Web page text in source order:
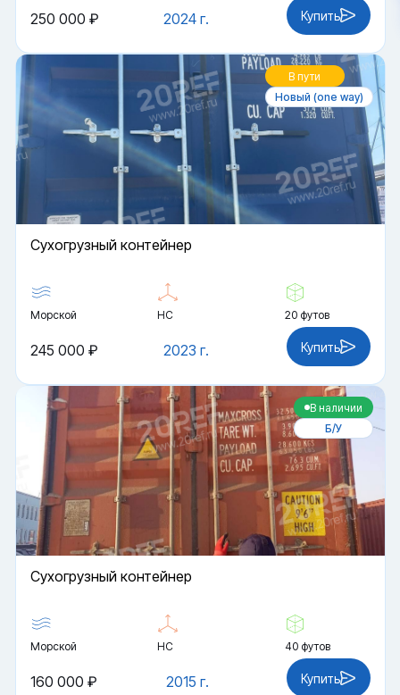
2024 г.
250 000 ₽ Купить
В пути
Новый (one way)
Cухогрузный контейнер
Морской HC 20 футов
2023 г.
245 000 ₽ Купить
В наличии
Б/У
Cухогрузный контейнер
Морской HC 40 футов
2015 г.
160 000 ₽ Купить